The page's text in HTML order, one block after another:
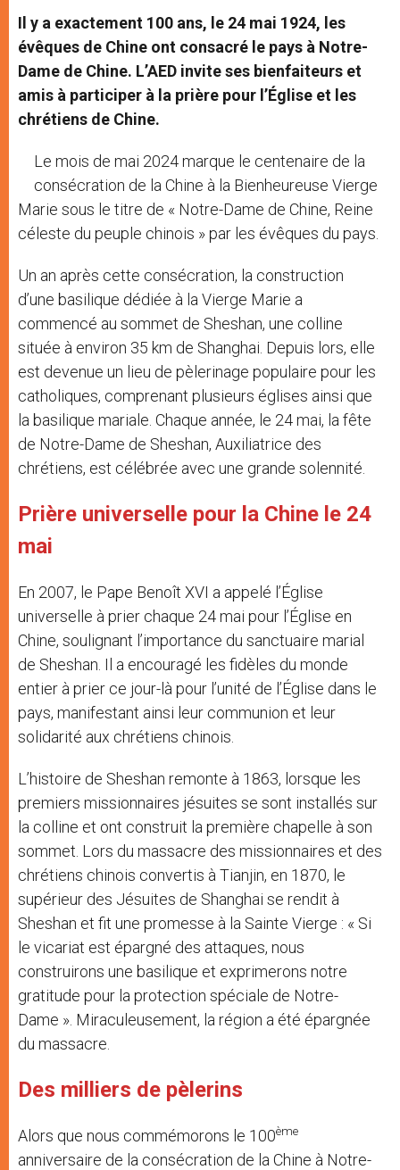
Il y a exactement 100 ans, le 24 mai 1924, les
évêques de Chine ont consacré le pays à Notre-
Dame de Chine. L’AED invite ses bienfaiteurs et
amis à participer à la prière pour l’Église et les
chrétiens de Chine.
Le mois de mai 2024 marque le centenaire de la
consécration de la Chine à la Bienheureuse Vierge
Marie sous le titre de « Notre-Dame de Chine, Reine
céleste du peuple chinois » par les évêques du pays.
Un an après cette consécration, la construction
d’une basilique dédiée à la Vierge Marie a
commencé au sommet de Sheshan, une colline
située à environ 35 km de Shanghai. Depuis lors, elle
est devenue un lieu de pèlerinage populaire pour les
catholiques, comprenant plusieurs églises ainsi que
la basilique mariale. Chaque année, le 24 mai, la fête
de Notre-Dame de Sheshan, Auxiliatrice des
chrétiens, est célébrée avec une grande solennité.
Prière universelle pour la Chine le 24
mai
En 2007, le Pape Benoît XVI a appelé l’Église
universelle à prier chaque 24 mai pour l’Église en
Chine, soulignant l’importance du sanctuaire marial
de Sheshan. Il a encouragé les fidèles du monde
entier à prier ce jour-là pour l’unité de l’Église dans le
pays, manifestant ainsi leur communion et leur
solidarité aux chrétiens chinois.
L’histoire de Sheshan remonte à 1863, lorsque les
premiers missionnaires jésuites se sont installés sur
la colline et ont construit la première chapelle à son
sommet. Lors du massacre des missionnaires et des
chrétiens chinois convertis à Tianjin, en 1870, le
supérieur des Jésuites de Shanghai se rendit à
Sheshan et fit une promesse à la Sainte Vierge : « Si
le vicariat est épargné des attaques, nous
construirons une basilique et exprimerons notre
gratitude pour la protection spéciale de Notre-
Dame ». Miraculeusement, la région a été épargnée
du massacre.
Des milliers de pèlerins
Alors que nous commémorons le 100ème
anniversaire de la consécration de la Chine à Notre-